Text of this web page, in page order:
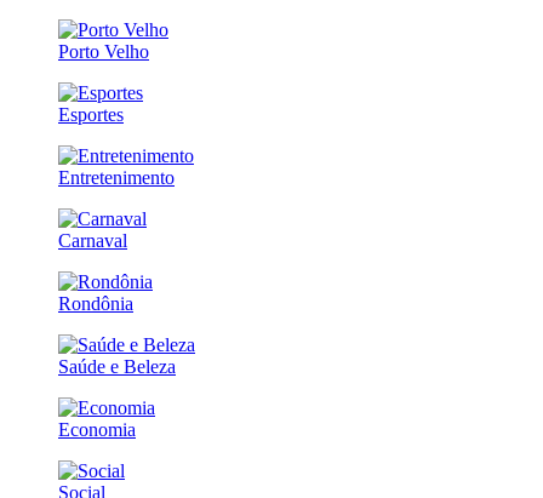
Porto Velho
Esportes
Entretenimento
Carnaval
Rondônia
Saúde e Beleza
Economia
Social